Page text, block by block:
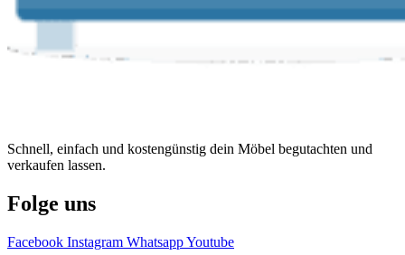
Schnell, einfach und kostengünstig dein Möbel begutachten und
verkaufen lassen.
Folge uns
Facebook Instagram WhatsappYoutube